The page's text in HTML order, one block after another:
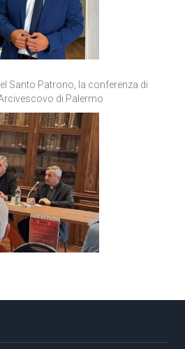
Santo Patrono, la conferenza di
di Palermo